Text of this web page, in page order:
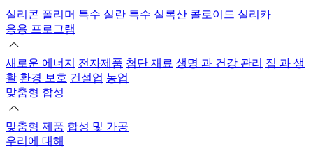
실리콘 폴리머 특수 실란 특수 실록산 콜로이드 실리카
응용 프로그램
새로운 에너지 전자제품 첨단 재료 생명 과 건강 관리 집 과 생
활 환경 보호 건설업 농업
맞춤형 합성
맞춤형 제품 합성 및 가공
우리에 대해